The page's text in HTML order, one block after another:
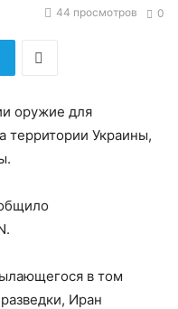
0
44 просмотров
оружие для
территории Украины,
в том
Иран